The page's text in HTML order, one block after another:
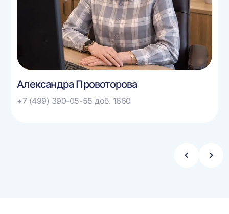
Александра Провоторова
+7 (499) 390-05-55 доб. 1660
Стрелка